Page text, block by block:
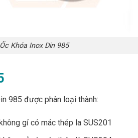
Khóa Inox Din 985
985 được phân loại thành:
gỉ có mác thép la SUS201